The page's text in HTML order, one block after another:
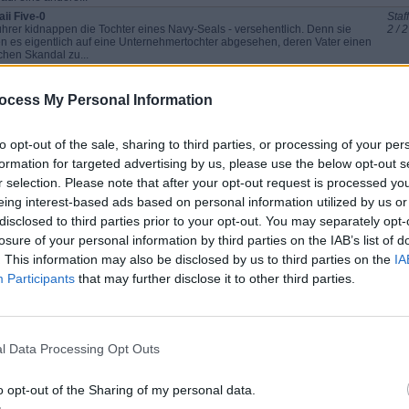
My Personal Information
opt-out of the sale, sharing to third parties, or processing of your
for targeted advertising by us, please use the below opt-out
selection. Please note that after your opt-out request is processed
interest-based ads based on personal information utilized by us
to third parties prior to your opt-out. You may separately
of your personal information by third parties on the IAB’s list of
This information may also be disclosed by us to third parties on the
Participants that may further disclose it to other third parties.
Data Processing Opt Outs
opt-out of the Sharing of my personal data.
Five-0
kidnappen die Tochter eines Navy-Seals - versehentlich. Denn sie
es eigentlich auf eine Unternehmertochter abgesehen, deren Vater einen
Skandal zu...
2 / 2
Five-0
Gegenstand veranlasst Gerard Hirsch dazu, in der
seines Onkels Oscar herumzuwühlen, der als Langfinger bekannt
Mit der Unterstützung von Tani...
Five-0
traut seinen Augen nicht, als er nach dem Tod seiner Mutter mit einem
Schreiben von ihr überrascht wird. Doch was soll ihre kryptische
aussagen? Derweil...
Five-0
traut seinen Augen nicht, als er nach dem Tod seiner Mutter mit einem
Schreiben von ihr überrascht wird. Doch was soll ihre kryptische
Nun tritt noch...
Vaters dingfest zu machen und gegen das organisierte Verbrechen
Nun tritt noch...